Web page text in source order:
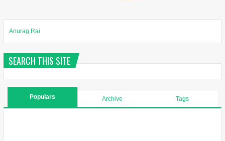
Anurag Rai
SEARCH THIS SITE
Populars Archive Tags